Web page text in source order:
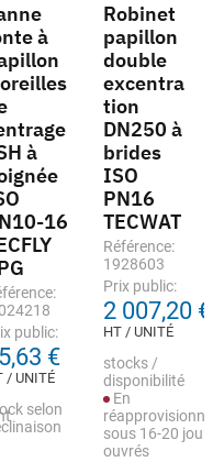
à
à
16
public:
€
/ UNITÉ
selon
Robinet
papillon
double
excentra
tion
DN250 à
brides
ISO
PN16
TECWAT
Référence:
1928603
Prix public:
2 007,20 €
HT / UNITÉ
stocks /
disponibilité
En
sous 16-20
ouvrés